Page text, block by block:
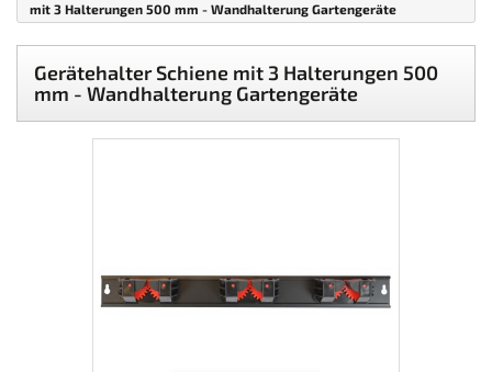
mit 3 Halterungen 500 mm - Wandhalterung Gartengeräte
Gerätehalter Schiene mit 3 Halterungen 500
mm - Wandhalterung Gartengeräte